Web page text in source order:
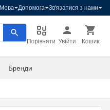
Мова Допомога Зв'язатися з нами
Порівняти Увійти Кошик
Бренди